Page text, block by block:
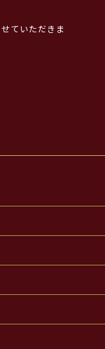
ていただきま